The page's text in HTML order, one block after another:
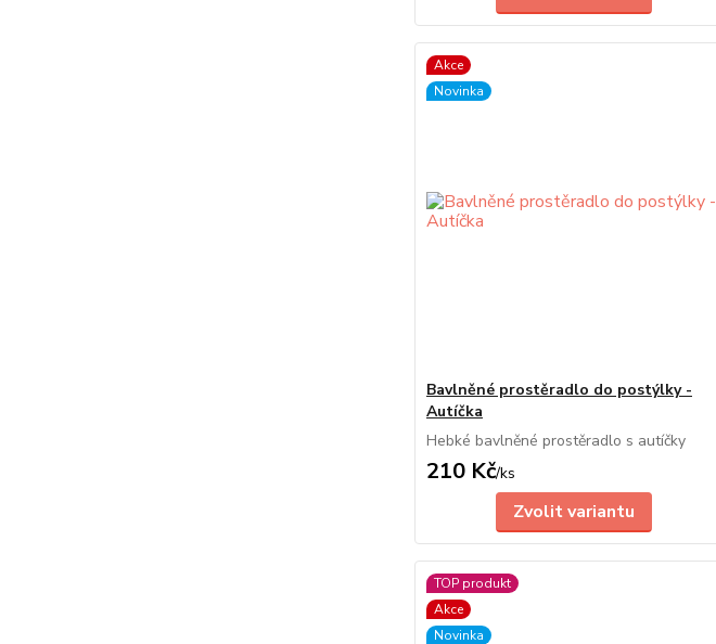
Akce
Novinka
Bavlněné prostěradlo do postýlky -
Autíčka
Hebké bavlněné prostěradlo s autíčky
210 Kč/ks
Zvolit variantu
TOP produkt
Akce
Novinka